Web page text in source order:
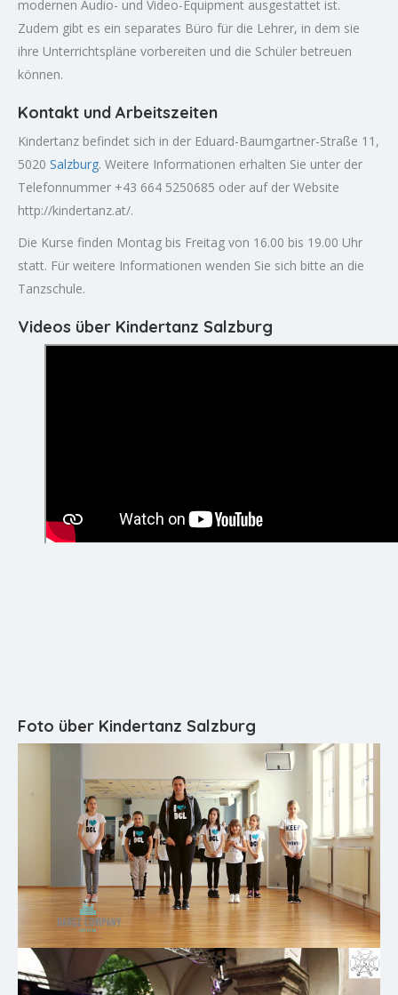
modernen Audio- und Video-Equipment ausgestattet ist.
Zudem gibt es ein separates Büro für die Lehrer, in dem sie
ihre Unterrichtspläne vorbereiten und die Schüler betreuen
können.
Kontakt und Arbeitszeiten
Kindertanz befindet sich in der Eduard-Baumgartner-Straße 11,
5020 Salzburg. Weitere Informationen erhalten Sie unter der
Telefonnummer +43 664 5250685 oder auf der Website
http://kindertanz.at/.
Die Kurse finden Montag bis Freitag von 16.00 bis 19.00 Uhr
statt. Für weitere Informationen wenden Sie sich bitte an die
Tanzschule.
Videos über Kindertanz Salzburg
Foto über Kindertanz Salzburg